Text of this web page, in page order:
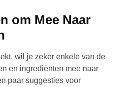
om Mee Naar
wil je zeker enkele van de
en ingrediënten mee naar
paar suggesties voor